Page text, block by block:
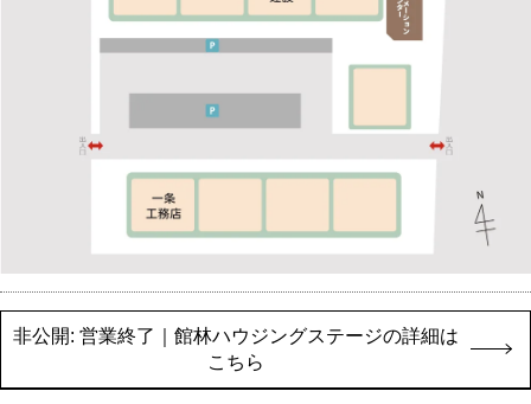
非公開: 営業終了｜館林ハウジングステージの詳細は
こちら